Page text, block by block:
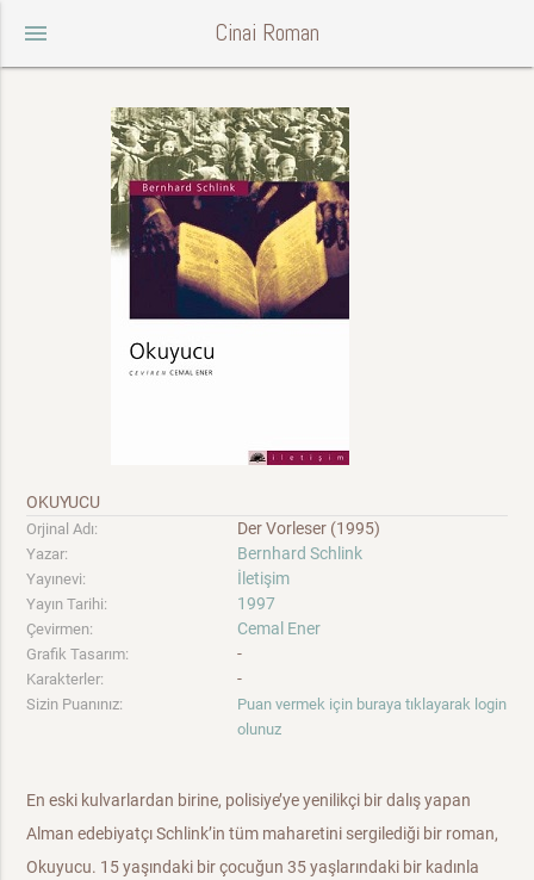
menu Cinai Roman
OKUYUCU
Orjinal Adı: Der Vorleser (1995)
Yazar: Bernhard Schlink
Yayınevi: İletişim
Yayın Tarihi: 1997
Çevirmen: Cemal Ener
Grafik Tasarım: -
Karakterler: -
Sizin Puanınız:
Puan vermek için buraya tıklayarak login
olunuz
En eski kulvarlardan birine, polisiye’ye yenilikçi bir dalış yapan
Alman edebiyatçı Schlink’in tüm maharetini sergilediği bir roman,
Okuyucu. 15 yaşındaki bir çocuğun 35 yaşlarındaki bir kadınla